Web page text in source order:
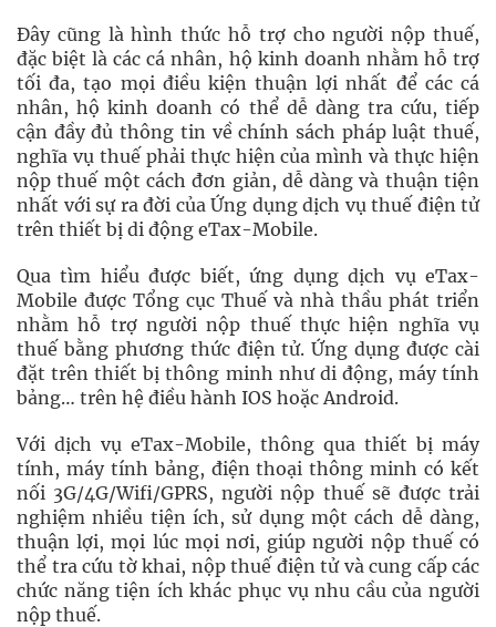
Đây cũng là hình thức hỗ trợ cho người nộp thuế,
đặc biệt là các cá nhân, hộ kinh doanh nhằm hỗ trợ
tối đa, tạo mọi điều kiện thuận lợi nhất để các cá
nhân, hộ kinh doanh có thể dễ dàng tra cứu, tiếp
cận đầy đủ thông tin về chính sách pháp luật thuế,
nghĩa vụ thuế phải thực hiện của mình và thực hiện
nộp thuế một cách đơn giản, dễ dàng và thuận tiện
nhất với sự ra đời của Ứng dụng dịch vụ thuế điện tử
trên thiết bị di động eTax-Mobile.
Qua tìm hiểu được biết, ứng dụng dịch vụ eTax-
Mobile được Tổng cục Thuế và nhà thầu phát triển
nhằm hỗ trợ người nộp thuế thực hiện nghĩa vụ
thuế bằng phương thức điện tử. Ứng dụng được cài
đặt trên thiết bị thông minh như di động, máy tính
bảng… trên hệ điều hành IOS hoặc Android.
Với dịch vụ eTax-Mobile, thông qua thiết bị máy
tính, máy tính bảng, điện thoại thông minh có kết
nối 3G/4G/Wifi/GPRS, người nộp thuế sẽ được trải
nghiệm nhiều tiện ích, sử dụng một cách dễ dàng,
thuận lợi, mọi lúc mọi nơi, giúp người nộp thuế có
thể tra cứu tờ khai, nộp thuế điện tử và cung cấp các
chức năng tiện ích khác phục vụ nhu cầu của người
nộp thuế.